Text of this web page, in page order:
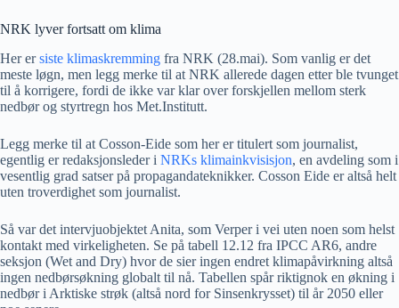
NRK lyver fortsatt om klima
Her ersiste klimaskremming fra NRK (28.mai). Som vanlig er det
meste løgn, men legg merke til at NRK allerede dagen etter ble tvunget
til å korrigere, fordi de ikke var klar over forskjellen mellom sterk
nedbør og styrtregn hos Met.Institutt.
Legg merke til at Cosson-Eide som her er titulert som journalist,
egentlig er redaksjonsleder i NRKs klimainkvisisjon, en avdeling som i
vesentlig grad satser på propagandateknikker. Cosson Eide er altså helt
uten troverdighet som journalist.
Så var det intervjuobjektet Anita, som Verper i vei uten noen som helst
kontakt med virkeligheten. Se på tabell 12.12 fra IPCC AR6, andre
seksjon (Wet and Dry) hvor de sier ingen endret klimapåvirkning altså
ingen nedbørsøkning globalt til nå. Tabellen spår riktignok en økning i
nedbør i Arktiske strøk (altså nord for Sinsenkrysset) til år 2050 eller